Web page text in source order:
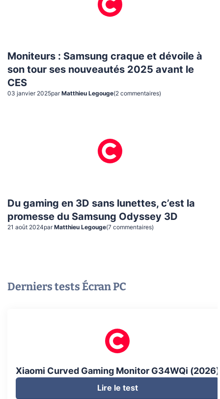
Moniteurs : Samsung craque et dévoile à
son tour ses nouveautés 2025 avant le
CES
03 janvier 2025par Matthieu Legouge(2 commentaires)
Du gaming en 3D sans lunettes, c’est la
promesse du Samsung Odyssey 3D
21 août 2024par Matthieu Legouge(7 commentaires)
Derniers testsÉcran PC
Xiaomi Curved Gaming Monitor G34WQi (2026)
Lire le test